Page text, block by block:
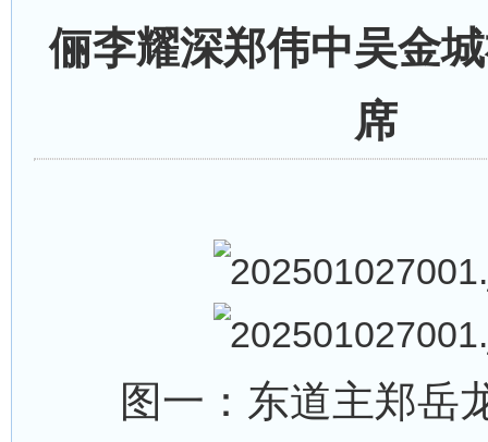
俪李耀深郑伟中吴金
席
图一：东道主郑岳